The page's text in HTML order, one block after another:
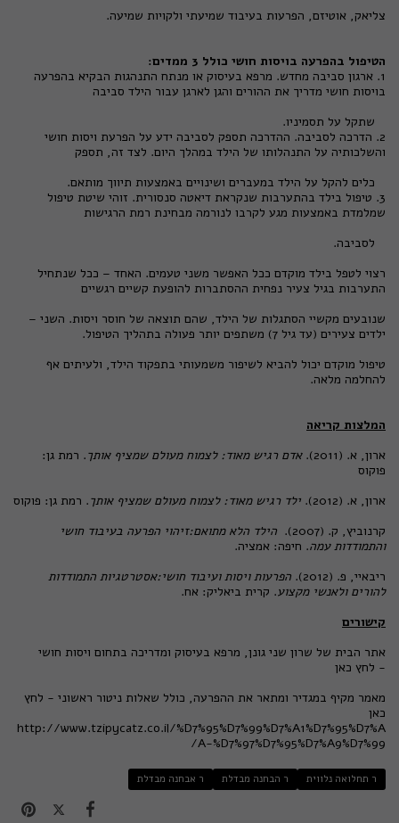
צליאק, אוטיזם, הפרעות בעיבוד שמיעתי ולקויות שמיעה.
הטיפול בהפרעה בויסות חושי כולל 3 ממדים:
1. ארגון סביבה מחדש. מרפא בעיסוק או מנתח התנהגות הבקיא בהפרעה
בויסות חושי מדריך את ההורים והגן לארגן עבור הילד סביבה
שתקל על תסמיניו.
2. הדרכה לסביבה. ההדרכה תספק לסביבה ידע על הפרעת ויסות חושי
והשלכותיה על התנהלותו של הילד במהלך היום. לצד זה, תספק
כלים להקל על הילד במעברים ושינויים באמצעות תיווך מותאם.
3. טיפול בילד בהתערבות שנקראת דיאטה סנסורית. זוהי שיטת טיפול
שמלמדת באמצעות מגע לקרבו לנורמה מבחינת רמת הרגישות
לסביבה.
רצוי לטפל בילד מוקדם ככל האפשר משני טעמים. האחד – ככל שנתחיל
התערבות בגיל צעיר נפחית ההסתברות להופעת קשיים רגשיים
שנובעים מקשיי הסתגלות של הילד, שהם תוצאה של חוסר ויסות. השני –
ילדים צעירים (עד גיל 7) משתפים יותר פעולה בתהליך הטיפול.
טיפול מוקדם יכול להביא לשיפור משמעותי בתפקוד הילד, ולעיתים אף
להחלמה מלאה.
המלצות קריאה
ארון, א. (2011).
אדם רגיש מאוד: לצמוח מעולם שמציף אותך. רמת גן:
פוקוס
ארון, א. (2012).
ילד רגיש מאוד: לצמוח מעולם שמציף אותך. רמת גן: פוקוס
קרנוביץ, ק. (2007).
הילד הלא מתואם:זיהוי הפרעה בעיבוד חושי
והתמודדות עמה. חיפה: אמציה.
ריבאיי, פ. (2012).
הפרעות ויסות ועיבוד חושי:אסטרטגיות התמודדות
להורים ולאנשי מקצוע. קרית ביאליק: אח.
קישורים
אתר הבית של שרון שני גונן, מרפא בעיסוק ומדריכה בתחום ויסות חושי
- לחץ כאן
מאמר מקיף במגדיר ומתאר את ההפרעה, כולל שאלות ניטור ראשוני - לחץ
כאן
http://www.tzipycatz.co.il/%D7%95%D7%99%D7%A1%D7%95%D7%A
A-%D7%97%D7%95%D7%A9%D7%99/
ר תחלואה נלווית ר הבחנה מבדלת ר אבחנה מבדלת